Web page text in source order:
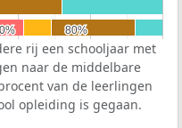
80%
80%
rij een schooljaar met
naar de middelbare
van de leerlingen
opleiding is gegaan.